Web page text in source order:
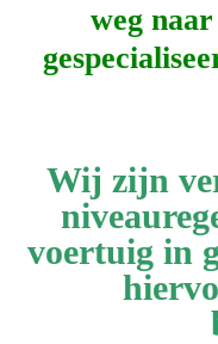
weg
Wij zijn
nivea
voertuig in